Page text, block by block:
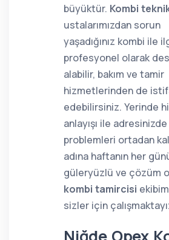
büyüktür. Kombi
ustalarımızdan sorun
yaşadığınız kombi ile
profesyonel olarak
alabilir, bakım ve tamir
hizmetlerinden de
edebilirsiniz. Yerinde
anlayışı ile adresinizde
problemleri ortadan
adına haftanın her
güleryüzlü ve çözüm
kombi tamircisi
sizler için